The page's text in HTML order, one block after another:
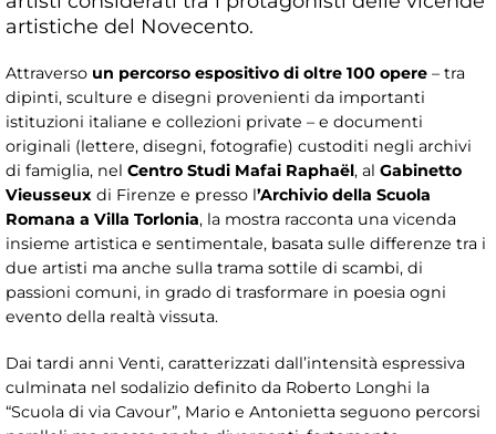
artistiche del Novecento.
Attraverso un percorso espositivo di oltre 100 opere – tra
dipinti, sculture e disegni provenienti da importanti
istituzioni italiane e collezioni private – e documenti
originali (lettere, disegni, fotografie) custoditi negli archivi
di famiglia, nel Centro Studi Mafai Raphaël, al Gabinetto
Vieusseux di Firenze e presso l’Archivio della Scuola
Romana a Villa Torlonia, la mostra racconta una vicenda
insieme artistica e sentimentale, basata sulle differenze tra i
due artisti ma anche sulla trama sottile di scambi, di
passioni comuni, in grado di trasformare in poesia ogni
evento della realtà vissuta.
Dai tardi anni Venti, caratterizzati dall’intensità espressiva
culminata nel sodalizio definito da Roberto Longhi la
“Scuola di via Cavour”, Mario e Antonietta seguono percorsi